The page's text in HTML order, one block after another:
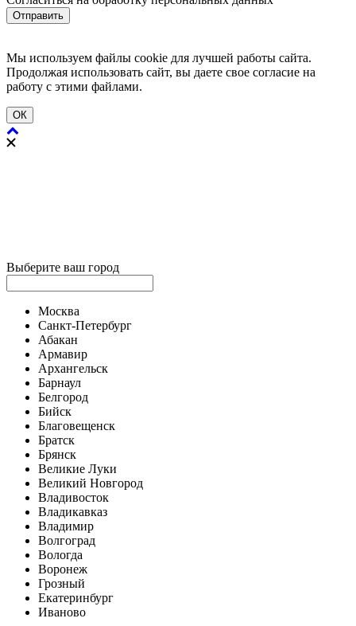
Отправить
Мы используем файлы cookie для лучшей работы сайта.
Продолжая использовать сайт, вы даете свое согласие на
работу с этими файлами.
ОК
Выберите ваш город
Москва
Санкт-Петербург
Абакан
Армавир
Архангельск
Барнаул
Белгород
Бийск
Благовещенск
Братск
Брянск
Великие Луки
Великий Новгород
Владивосток
Владикавказ
Владимир
Волгоград
Вологда
Воронеж
Грозный
Екатеринбург
Иваново